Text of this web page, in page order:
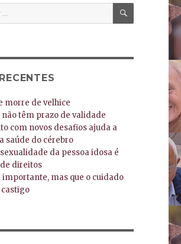
morre de velhice
não têm prazo de validade
com novos desafios ajuda a
saúde do cérebro
da pessoa idosa é
direitos
importante, mas que o cuidado